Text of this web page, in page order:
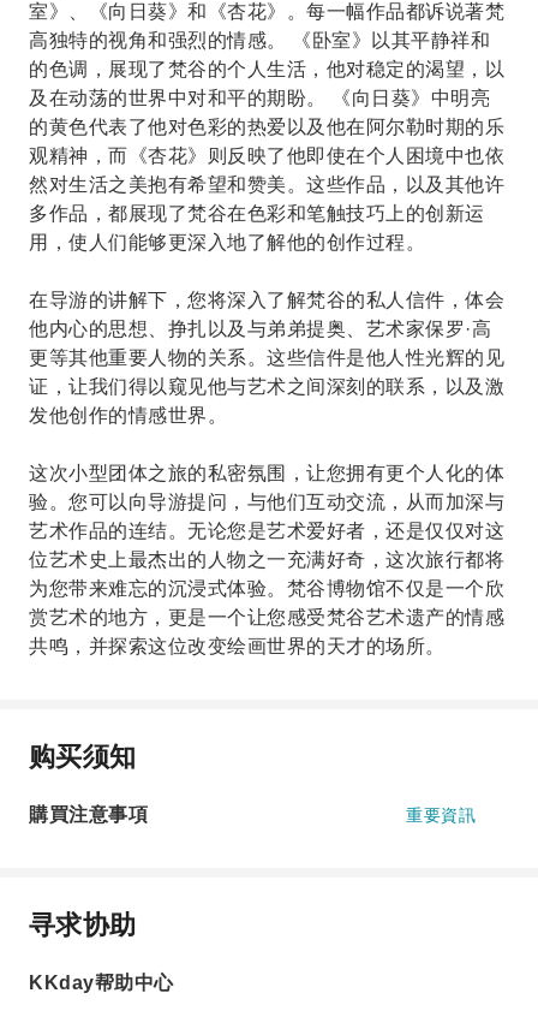
室》、《向日葵》和《杏花》。每一幅作品都诉说著梵
高独特的视角和强烈的情感。 《卧室》以其平静祥和
的色调，展现了梵谷的个人生活，他对稳定的渴望，以
及在动荡的世界中对和平的期盼。 《向日葵》中明亮
的黄色代表了他对色彩的热爱以及他在阿尔勒时期的乐
观精神，而《杏花》则反映了他即使在个人困境中也依
然对生活之美抱有希望和赞美。这些作品，以及其他许
多作品，都展现了梵谷在色彩和笔触技巧上的创新运
用，使人们能够更深入地了解他的创作过程。
在导游的讲解下，您将深入了解梵谷的私人信件，体会
他内心的思想、挣扎以及与弟弟提奥、艺术家保罗·高
更等其他重要人物的关系。这些信件是他人性光辉的见
证，让我们得以窥见他与艺术之间深刻的联系，以及激
发他创作的情感世界。
这次小型团体之旅的私密氛围，让您拥有更个人化的体
验。您可以向导游提问，与他们互动交流，从而加深与
艺术作品的连结。无论您是艺术爱好者，还是仅仅对这
位艺术史上最杰出的人物之一充满好奇，这次旅行都将
为您带来难忘的沉浸式体验。梵谷博物馆不仅是一个欣
赏艺术的地方，更是一个让您感受梵谷艺术遗产的情感
共鸣，并探索这位改变绘画世界的天才的场所。
购买须知
購買注意事項 重要資訊
寻求协助
KKday帮助中心